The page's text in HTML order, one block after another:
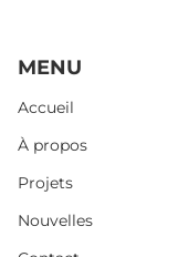
MENU
Accueil
À propos
Projets
Nouvelles